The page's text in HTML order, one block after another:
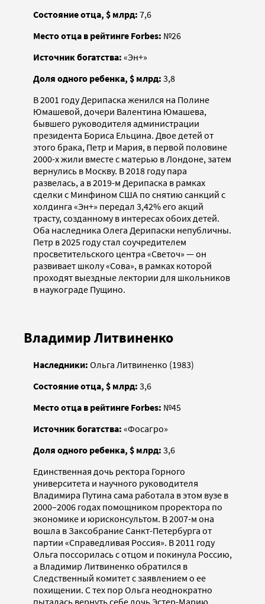
Состояние отца, $ млрд: 7,6
Место отца в рейтинге Forbes: №26
Источник богатства: «Эн+»
Доля одного ребенка, $ млрд: 3,8
В 2001 году Дерипаска женился на Полине
Юмашевой, дочери Валентина Юмашева,
бывшего руководителя администрации
президента Бориса Ельцина. Двое детей от
этого брака, Петр и Мария, в первой половине
2000-х жили вместе с матерью в Лондоне, затем
вернулись в Москву. В 2018 году пара
развелась, а в 2019-м Дерипаска в рамках
сделки с Минфином США по снятию санкций с
холдинга «Эн+» передал 3,42% его акций
трасту, созданному в интересах обоих детей.
Оба наследника Олега Дерипаски непубличны.
Петр в 2025 году стал соучредителем
просветительского центра «Светоч» — он
развивает школу «Сова», в рамках которой
проходят выездные лектории для школьников
в наукограде Пущино.
Владимир Литвиненко
Наследники: Ольга Литвиненко (1983)
Состояние отца, $ млрд: 3,6
Место отца в рейтинге Forbes: №45
Источник богатства: «Фосагро»
Доля одного ребенка, $ млрд: 3,6
Единственная дочь ректора Горного
университета и научного руководителя
Владимира Путина сама работала в этом вузе в
2000–2006 годах помощником проректора по
экономике и юрис­консультом. В 2007-м она
вошла в Заксобрание Санкт-Петербурга от
партии «Справедливая Россия». В 2011 году
Ольга поссорилась с отцом и покинула Россию,
а Владимир Литвиненко обратился в
Следственный комитет с заявлением о ее
похищении. С тех пор Ольга неоднократно
пыталась вернуть себе дочь Эстер-Марию,